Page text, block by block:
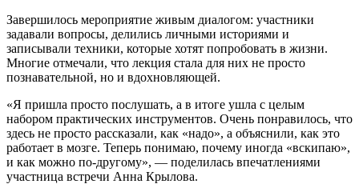
Завершилось мероприятие живым диалогом: участники
задавали вопросы, делились личными историями и
записывали техники, которые хотят попробовать в жизни.
Многие отмечали, что лекция стала для них не просто
познавательной, но и вдохновляющей.
«Я пришла просто послушать, а в итоге ушла с целым
набором практических инструментов. Очень понравилось, что
здесь не просто рассказали, как «надо», а объяснили, как это
работает в мозге. Теперь понимаю, почему иногда «вскипаю»,
и как можно по-другому», — поделилась впечатлениями
участница встречи Анна Крылова.